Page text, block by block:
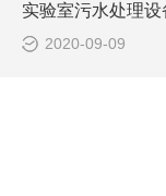
实验室污水处理
2020-09-09